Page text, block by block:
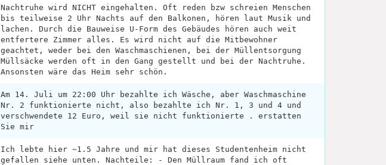
Nachtruhe wird NICHT eingehalten. Oft reden bzw schreien Menschen
bis teilweise 2 Uhr Nachts auf den Balkonen, hören laut Musik und
lachen. Durch die Bauweise U-Form des Gebäudes hören auch weit
entfertere Zimmer alles. Es wird nicht auf die Mitbewohner
geachtet, weder bei den Waschmaschienen, bei der Müllentsorgung
Müllsäcke werden oft in den Gang gestellt und bei der Nachtruhe.
Ansonsten wäre das Heim sehr schön.
Am 14. Juli um 22:00 Uhr bezahlte ich Wäsche, aber Waschmaschine
Nr. 2 funktionierte nicht, also bezahlte ich Nr. 1, 3 und 4 und
verschwendete 12 Euro, weil sie nicht funktionierte . erstatten
Sie mir
Ich lebte hier ~1.5 Jahre und mir hat dieses Studentenheim nicht
gefallen siehe unten. Nachteile: - Den Müllraum fand ich oft